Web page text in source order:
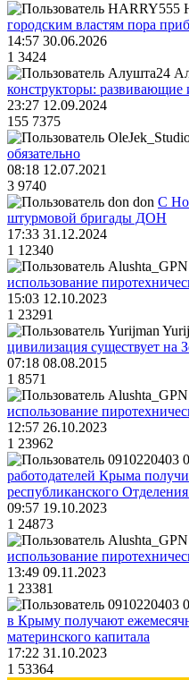
городским властям пора
14:57 30.06.2026
1 3424
конструкторы: развивающие
23:27 12.09.2024
155 7375
обязательно
08:18 12.07.2021
3 9740
don С
штурмовой бригады ДОН
17:33 31.12.2024
1 12340
использование
15:03 12.10.2023
1 23291
цивилизация существует на
07:18 08.08.2015
1 8571
использование
12:57 26.10.2023
1 23962
работодателей Крыма
республиканского
09:57 19.10.2023
1 24873
использование
13:49 09.11.2023
1 23381
в Крыму получают
материнского капитала
17:22 31.10.2023
1 53364